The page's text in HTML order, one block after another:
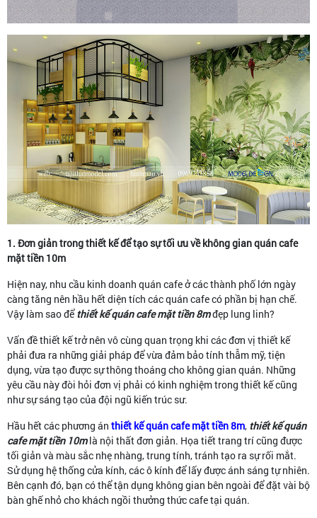
1. Đơn giản trong thiết kế để tạo sự tối ưu về không gian quán cafe
mặt tiền 10m
Hiện nay, nhu cầu kinh doanh quán cafe ở các thành phố lớn ngày
càng tăng nên hầu hết diện tích các quán cafe có phần bị hạn chế.
Vậy làm sao đểthiết kế quán cafe mặt tiền 8mđẹp lung linh?
Vấn đề thiết kế trở nên vô cùng quan trọng khi các đơn vị thiết kế
phải đưa ra những giải pháp để vừa đảm bảo tính thẫm mỹ, tiện
dụng, vừa tạo được sự thông thoáng cho không gian quán. Những
yêu cầu này đòi hỏi đơn vị phải có kinh nghiệm trong thiết kế cũng
như sự sáng tạo của đội ngũ kiến trúc sư.
Hầu hết các phương án thiết kế quán cafe mặt tiền 8m, thiết kế quán
cafe mặt tiền 10mlà nội thất đơn giản. Họa tiết trang trí cũng được
tối giản và màu sắc nhẹ nhàng, trung tính, tránh tạo ra sự rối mắt.
Sử dụng hệ thống cửa kính, các ô kính để lấy được ánh sáng tự nhiên.
Bên cạnh đó, bạn có thể tận dụng không gian bên ngoài để đặt vài bộ
bàn ghế nhỏ cho khách ngồi thưởng thức cafe tại quán.